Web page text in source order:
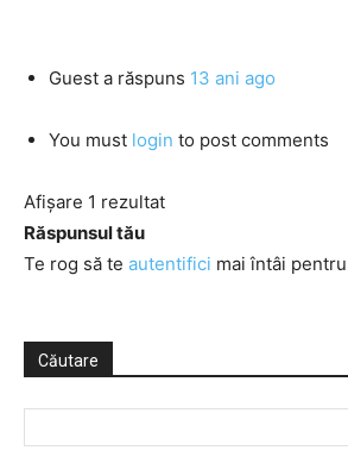
Guest a răspuns 13 ani ago
You must login to post comments
Afișare 1 rezultat
Răspunsul tău
Te rog să te autentifici mai întâi
Căutare